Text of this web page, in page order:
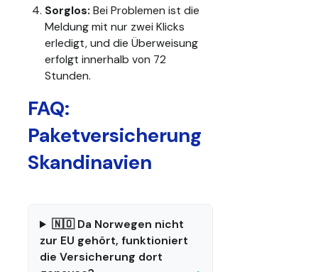
Sorglos: Bei Problemen ist die
Meldung mit nur zwei Klicks
erledigt, und die Überweisung
erfolgt innerhalb von 72
Stunden.
FAQ:
Paketversicherung
Skandinavien
🇳🇴 Da Norwegen nicht
zur EU gehört, funktioniert
die Versicherung dort